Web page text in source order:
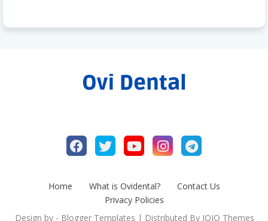
Home What is Ovidental?
Contact Us
Privacy Policies
Design by - Blogger Templates | Distributed By JOJO Themes